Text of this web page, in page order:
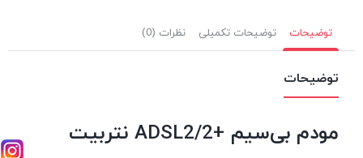
توضیحات توضیحات تکمیلی نظرات (0)
توضیحات
مودم بی‌سیم +ADSL2/2 نتربیت